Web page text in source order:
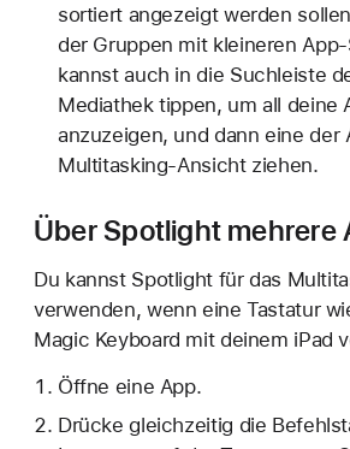
sortiert angezeigt werden
der Gruppen mit kleineren
kannst auch in die Suchleiste
Mediathek tippen, um all deine
anzuzeigen, und dann eine der
Multitasking-Ansicht ziehen.
Über Spotlight mehrere
Du kannst Spotlight für das
verwenden, wenn eine Tastatur
Magic Keyboard mit deinem iPad
Öffne eine App.
Drücke gleichzeitig die